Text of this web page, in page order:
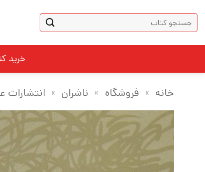
content
جستجو
برای:
خرید
خانه » فروشگاه » ناشران » انتشارات